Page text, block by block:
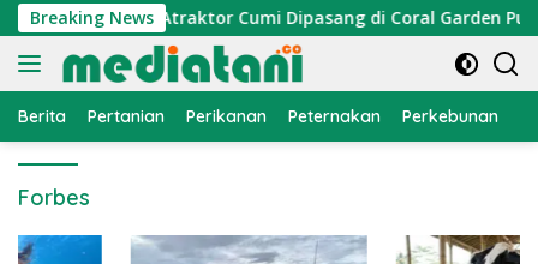
Langsung
ke
konten
Breaking News
Nelayan, Atraktor Cumi Dipasang di Coral Garden Pulau
Berita Pertanian Perikanan Peternakan Perkebunan
Forbes